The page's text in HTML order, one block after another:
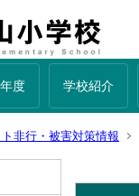
度 学校紹介
非行・被害対策情報